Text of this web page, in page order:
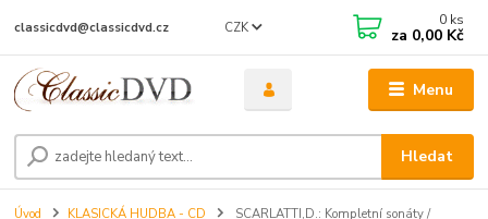
Menu
CZK
Hledat
classicdvd@classicdvd.cz 0 ks
za 0,00 Kč
Úvod KLASICKÁ HUDBA - CD
SCARLATTI,D.: Kompletní sonáty /